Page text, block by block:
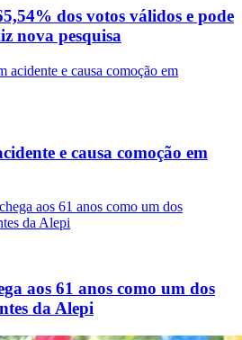
dos votos válidos e pode
nova pesquisa
e causa comoção em
aos 61 anos como um dos
da Alepi